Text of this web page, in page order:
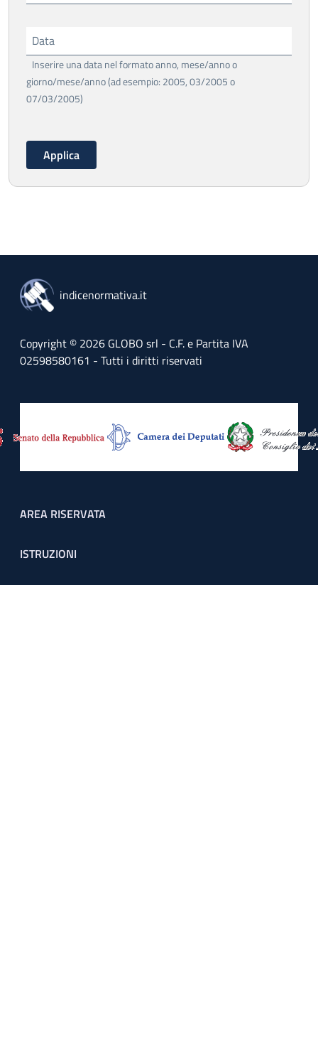
Data
Inserire una data nel formato anno, mese/anno o
giorno/mese/anno (ad esempio: 2005, 03/2005 o
07/03/2005)
indicenormativa.it
Copyright © 2026 GLOBO srl - C.F. e Partita IVA
02598580161 - Tutti i diritti riservati
Footer menu
AREA RISERVATA
ISTRUZIONI